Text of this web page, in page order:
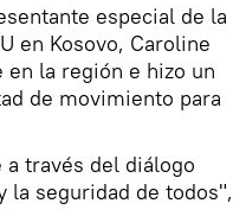
especial de la
en Kosovo, Caroline
en la región e hizo un
de movimiento para
través del diálogo
la seguridad de todos",